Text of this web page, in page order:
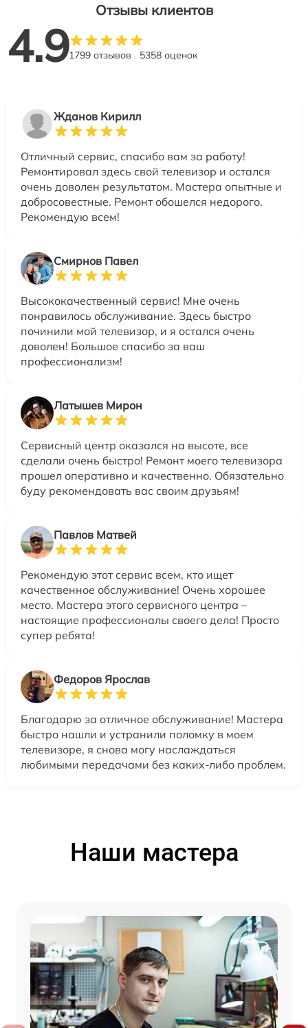
Отзывы клиентов
4.91799 отзывов 5358 оценок
Жданов Кирилл
Отличный сервис, спасибо вам за работу!
Ремонтировал здесь свой телевизор и остался
очень доволен результатом. Мастера опытные и
добросовестные. Ремонт обошелся недорого.
Рекомендую всем!
Смирнов Павел
Высококачественный сервис! Мне очень
понравилось обслуживание. Здесь быстро
починили мой телевизор, и я остался очень
доволен! Большое спасибо за ваш
профессионализм!
Латышев Мирон
Сервисный центр оказался на высоте, все
сделали очень быстро! Ремонт моего телевизора
прошел оперативно и качественно. Обязательно
буду рекомендовать вас своим друзьям!
Павлов Матвей
Рекомендую этот сервис всем, кто ищет
качественное обслуживание! Очень хорошее
место. Мастера этого сервисного центра –
настоящие профессионалы своего дела! Просто
супер ребята!
Федоров Ярослав
Благодарю за отличное обслуживание! Мастера
быстро нашли и устранили поломку в моем
телевизоре, я снова могу наслаждаться
любимыми передачами без каких-либо проблем.
Наши мастера